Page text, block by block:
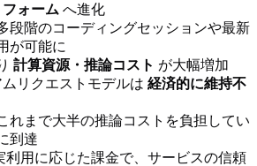
ォーム へ進化
段階のコーディングセッションや最新
が可能に
計算資源・推論コスト が大幅増加
リクエストモデルは 経済的に維持不
れまで大半の推論コストを負担してい
到達
利用に応じた課金で、サービスの信頼